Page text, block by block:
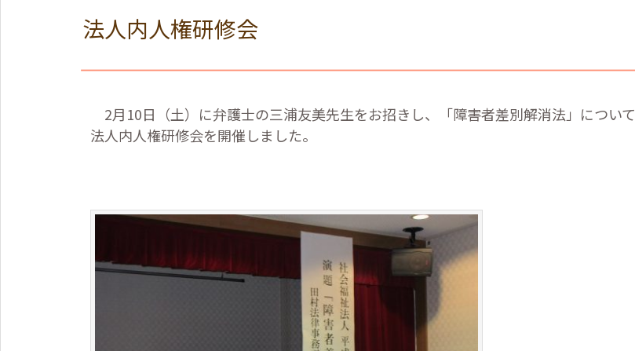
法人内人権研修会
2月10日（土）に弁護士の三浦友美先生をお招きし、「障害者差別解消法」について
法人内人権研修会を開催しました。